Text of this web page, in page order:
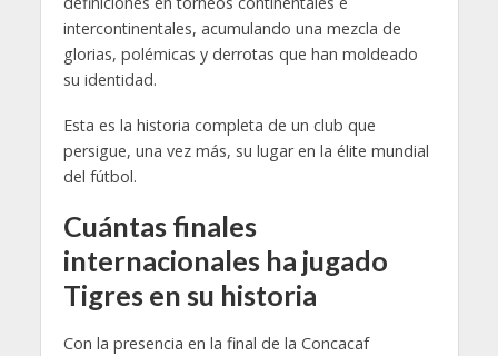
intercontinentales, acumulando una mezcla de
glorias, polémicas y derrotas que han moldeado
su identidad.
Esta es la historia completa de un club que
persigue, una vez más, su lugar en la élite mundial
del fútbol.
Cuántas finales
internacionales ha jugado
Tigres en su historia
Con la presencia en la final de la Concacaf